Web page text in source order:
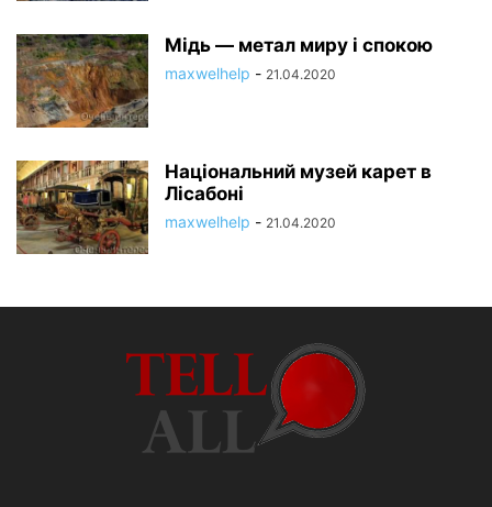
Мідь — метал миру і спокою
maxwelhelp - 21.04.2020
Національний музей карет в
Лісабоні
maxwelhelp - 21.04.2020